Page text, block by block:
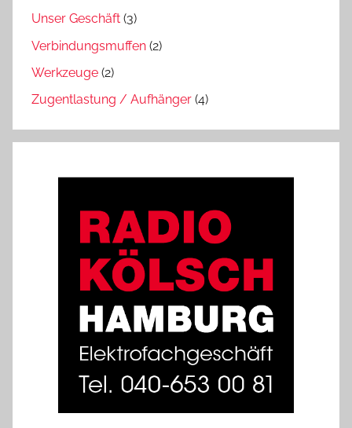
Unser Geschäft (3)
Verbindungsmuffen (2)
Werkzeuge (2)
Zugentlastung / Aufhänger (4)